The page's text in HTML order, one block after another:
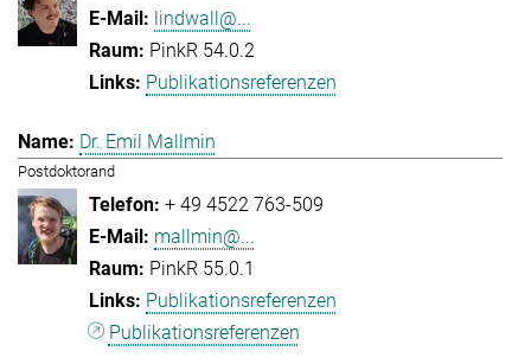
lindwall@...
PinkR 54.0.2
Publikationsreferenzen
Dr. Emil Mallmin
Postdoktorand
+ 49 4522 763-509
mallmin@...
PinkR 55.0.1
Publikationsreferenzen
Publikationsreferenzen